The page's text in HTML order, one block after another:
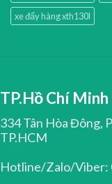
xe đẩy hàng xth130l
TP.Hồ Chí Minh
334 Tân Hòa Đông,
TP.HCM
Hotline/Zalo/Viber: